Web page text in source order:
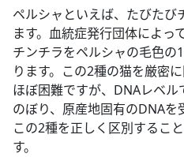
ペルシャといえば、たびた
ます。血統症発行団体によっ
チンチラをペルシャの毛色の
ります。この2種の猫を厳密
ほぼ困難ですが、DNAレベ
のぼり、原産地固有のDNA
この2種を正しく区別するこ
す。